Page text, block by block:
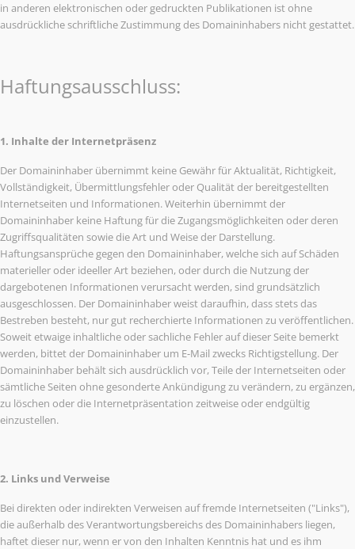
in anderen elektronischen oder gedruckten Publikationen ist ohne
ausdrückliche schriftliche Zustimmung des Domaininhabers nicht gestattet.
Haftungsausschluss:
1. Inhalte der Internetpräsenz
Der Domaininhaber übernimmt keine Gewähr für Aktualität, Richtigkeit,
Vollständigkeit, Übermittlungsfehler oder Qualität der bereitgestellten
Internetseiten und Informationen. Weiterhin übernimmt der
Domaininhaber keine Haftung für die Zugangsmöglichkeiten oder deren
Zugriffsqualitäten sowie die Art und Weise der Darstellung.
Haftungsansprüche gegen den Domaininhaber, welche sich auf Schäden
materieller oder ideeller Art beziehen, oder durch die Nutzung der
dargebotenen Informationen verursacht werden, sind grundsätzlich
ausgeschlossen. Der Domaininhaber weist daraufhin, dass stets das
Bestreben besteht, nur gut recherchierte Informationen zu veröffentlichen.
Soweit etwaige inhaltliche oder sachliche Fehler auf dieser Seite bemerkt
werden, bittet der Domaininhaber um E-Mail zwecks Richtigstellung. Der
Domaininhaber behält sich ausdrücklich vor, Teile der Internetseiten oder
sämtliche Seiten ohne gesonderte Ankündigung zu verändern, zu ergänzen,
zu löschen oder die Internetpräsentation zeitweise oder endgültig
einzustellen.
2. Links und Verweise
Bei direkten oder indirekten Verweisen auf fremde Internetseiten ("Links"),
die außerhalb des Verantwortungsbereichs des Domaininhabers liegen,
haftet dieser nur, wenn er von den Inhalten Kenntnis hat und es ihm